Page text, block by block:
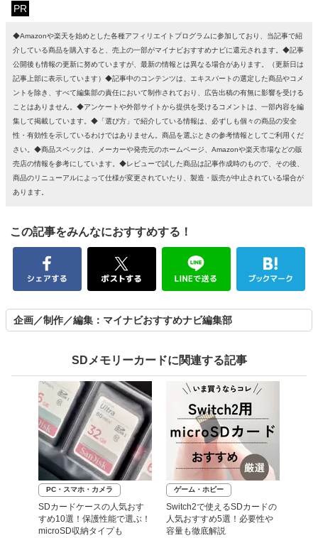
PR
◆Amazonや楽天を始めとした各種アフィリエイトプログラムに参加しており、当記事で紹
介している商品を購入すると、売上の一部がマイナビおすすめナビに還元されます。◆記事
公開後も情報の更新に努めていますが、最新の情報とは異なる場合があります。（更新日は
記事上部に表示しています）◆記事中のコンテンツは、エキスパートの選定した商品やコメ
ントを除き、すべて編集部の責任において制作されており、広告出稿の有無に影響を受ける
ことはありません。◆アンケートや外部サイトから提供を受けるコメントは、一部内容を編
集して掲載しています。◆「選び方」で紹介している情報は、必ずしも個々の商品の安全
性・有効性を示しているわけではありません。商品を選ぶときの参考情報としてご利用くだ
さい。◆商品スペックは、メーカーや発売元のホームページ、Amazonや楽天市場などの販
売店の情報を参考にしています。◆レビューで試した商品は記事作成時のもので、その後、
商品のリニューアルによって仕様が変更されていたり、製造・販売が中止されている場合が
あります。
この記事をみんなにおすすめする！
企画／制作／編集：マイナビおすすめナビ編集部
SDメモリーカードに関連する記事
PC・スマホ・カメラ
SDカードケースの人気おす
すめ10選！保護性能で選ぶ！
microSD収納タイプも
ゲーム・ホビー
Switch2で使えるSDカードの
人気おすすめ5選！必要性や
容量も徹底解説